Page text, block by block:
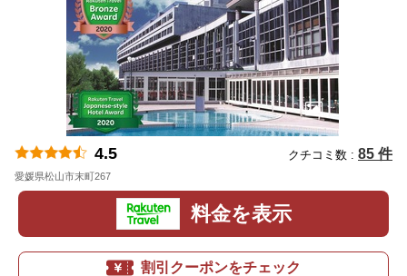
4.5 クチコミ数 : 85 件
愛媛県松山市末町267
料金を表示
割引クーポンをチェック